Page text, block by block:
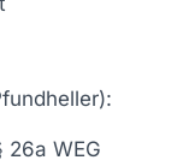
WEG